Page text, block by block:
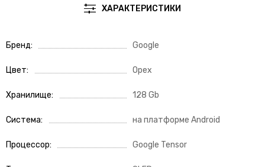
ХАРАКТЕРИСТИКИ
Бренд Google
Цвет Орех
Хранилище 128 Gb
Система на платформе Android
Процессор Google Tensor